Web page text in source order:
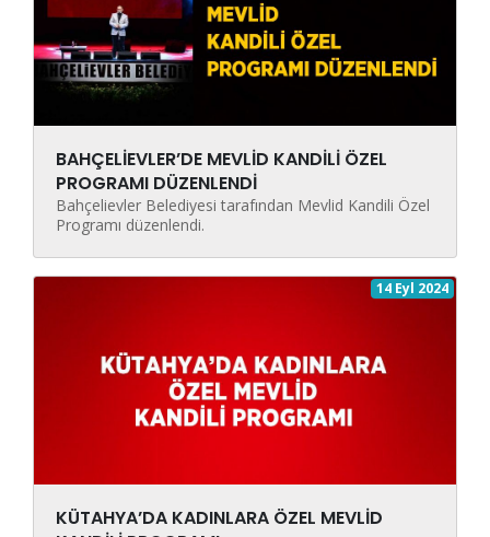
BAHÇELİEVLER’DE MEVLİD KANDİLİ ÖZEL
PROGRAMI DÜZENLENDİ
Bahçelievler Belediyesi tarafından Mevlid Kandili Özel
Programı düzenlendi.
14 Eyl 2024
KÜTAHYA’DA KADINLARA ÖZEL MEVLİD